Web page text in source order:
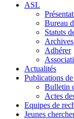
ASL
Bureau
Statuts
Archives
Adhérer
Actualités
Publications
Bulletin
Actes
Equipes de
Jeunes